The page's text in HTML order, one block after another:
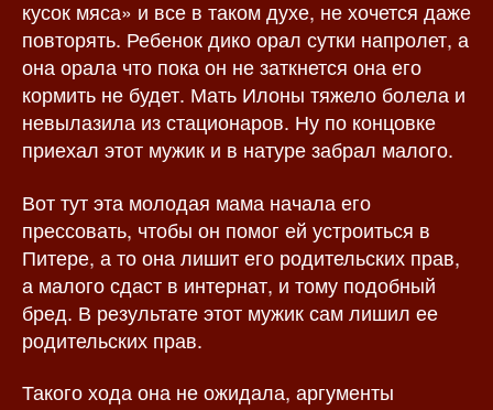
кусок мяса» и все в таком духе, не хочется даже
повторять. Ребенок дико орал сутки напролет, а
она орала что пока он не заткнется она его
кормить не будет. Мать Илоны тяжело болела и
невылазила из стационаров. Ну по концовке
приехал этот мужик и в натуре забрал малого.
Вот тут эта молодая мама начала его
прессовать, чтобы он помог ей устроиться в
Питере, а то она лишит его родительских прав,
а малого сдаст в интернат, и тому подобный
бред. В результате этот мужик сам лишил ее
родительских прав.
Такого хода она не ожидала, аргументы